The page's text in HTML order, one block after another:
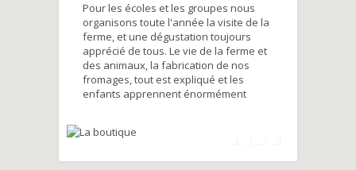
Pour les écoles et les groupes nous
organisons toute l'année la visite de la
ferme, et une dégustation toujours
apprécié de tous. Le vie de la ferme et
des animaux, la fabrication de nos
fromages, tout est expliqué et les
enfants apprennent énormément